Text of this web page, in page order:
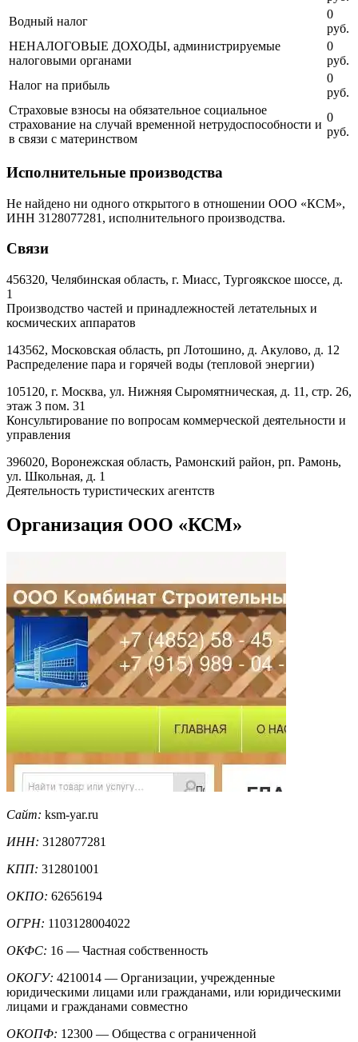
Водный налог
0
руб.
НЕНАЛОГОВЫЕ ДОХОДЫ, администрируемые
налоговыми органами
0
руб.
Налог на прибыль
0
руб.
Страховые взносы на обязательное социальное
страхование на случай временной нетрудоспособности и
в связи с материнством
0
руб.
Исполнительные производства
Не найдено ни одного открытого в отношении ООО «КСМ»,
ИНН 3128077281, исполнительного производства.
Связи
456320, Челябинская область, г. Миасс, Тургоякское шоссе, д.
1
Производство частей и принадлежностей летательных и
космических аппаратов
143562, Московская область, рп Лотошино, д. Акулово, д. 12
Распределение пара и горячей воды (тепловой энергии)
105120, г. Москва, ул. Нижняя Сыромятническая, д. 11, стр. 26,
этаж 3 пом. 31
Консультирование по вопросам коммерческой деятельности и
управления
396020, Воронежская область, Рамонский район, рп. Рамонь,
ул. Школьная, д. 1
Деятельность туристических агентств
Организация ООО «КСМ»
Сайт: ksm-yar.ru
ИНН: 3128077281
КПП: 312801001
ОКПО: 62656194
ОГРН: 1103128004022
ОКФС: 16 — Частная собственность
ОКОГУ: 4210014 — Организации, учрежденные
юридическими лицами или гражданами, или юридическими
лицами и гражданами совместно
ОКОПФ: 12300 — Общества с ограниченной